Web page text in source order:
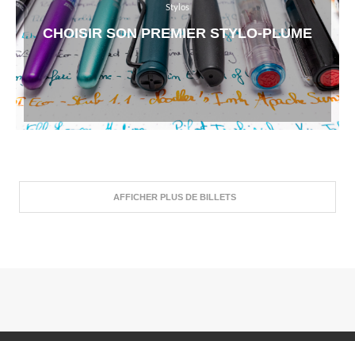
Stylos
CHOISIR SON PREMIER STYLO-PLUME
AFFICHER PLUS DE BILLETS